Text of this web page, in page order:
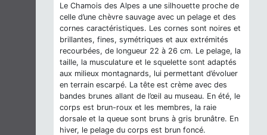
Le Chamois des Alpes a une silhouette proche de
celle d’une chèvre sauvage avec un pelage et des
cornes caractéristiques. Les cornes sont noires et
brillantes, fines, symétriques et aux extrémités
recourbées, de longueur 22 à 26 cm. Le pelage, la
taille, la musculature et le squelette sont adaptés
aux milieux montagnards, lui permettant d’évoluer
en terrain escarpé. La tête est crème avec des
bandes brunes allant de l’œil au museau. En été, le
corps est brun-roux et les membres, la raie
dorsale et la queue sont bruns à gris brunâtre. En
hiver, le pelage du corps est brun foncé.